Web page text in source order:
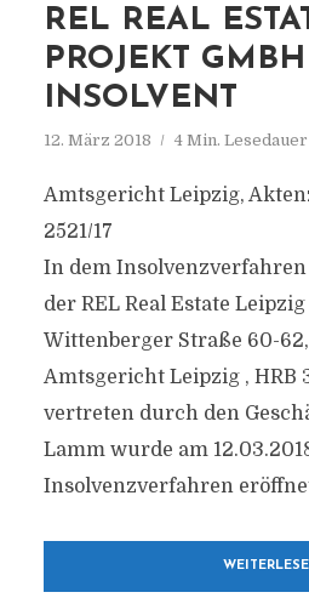
REL REAL
PROJEKT GMBH
INSOLVENT
12. März 2018 4 Min. Lesedauer
Amtsgericht Leipzig,
2521/17
In dem Insolvenzverfahren
der REL Real Estate
Wittenberger Straße 60-
Amtsgericht Leipzig , HRB
vertreten durch den
Lamm wurde am
Insolvenzverfahren